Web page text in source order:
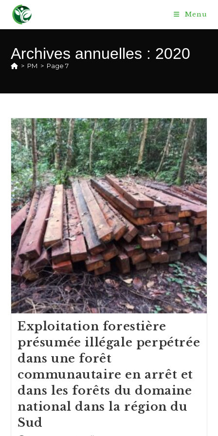
content
Menu
Archives annuelles : 2020
> PM > Page 7
Exploitation forestière
présumée illégale perpétrée
dans une forêt
communautaire en arrêt et
dans les forêts du domaine
national dans la région du
Sud